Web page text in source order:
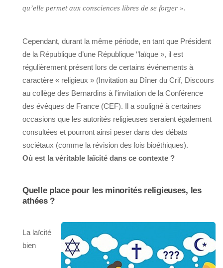
qu’elle permet aux consciences libres de se forger ».
Cependant, durant la même période, en tant que Président
de la République d’une République ‘’laïque », il est
régulièrement présent lors de certains événements à
caractère « religieux » (Invitation au Dîner du Crif, Discours
au collège des Bernardins à l’invitation de la Conférence
des évêques de France (CEF). Il a souligné à certaines
occasions que les autorités religieuses seraient également
consultées et pourront ainsi peser dans des débats
sociétaux (comme la révision des lois bioéthiques).
Où est la véritable laïcité dans ce contexte ?
Quelle place pour les minorités religieuses, les
athées ?
La laïcité
bien